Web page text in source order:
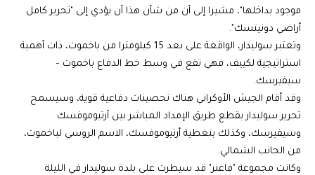
موجود بداخلها"، مشيرا إلى أن من شأن هذا أن يؤدي إلى "تحرير كامل
أراضي دونيتسك".
وتعتبر سوليدار، الواقعة على بعد 15 كيلومترا من باخموت، ذات أهمية
استراتيجية لكييف، فهي تقع في وسط خط الدفاع باخموت –
سيفيرسك.
وقد أقام الجيش الأوكراني هناك تحصينات دفاعية قوية، وسيسمح
تحرير سوليدار بقطع طريق الإمداد المباشر بين أرتيوموفسك
وسيفيرسك، وكذلك بتغطية أرتيوموفسك، الاسم الروسي لباخموت،
من الجانب الشمالي.
وكانت مجموعة "فاغنر" قد سيطرت على بلدة سوليدار في الليلة